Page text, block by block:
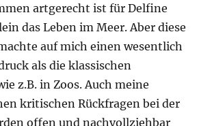
artgerecht ist für Delfine
das Leben im Meer. Aber diese
auf mich einen wesentlich
als die klassischen
z.B. in Zoos. Auch meine
kritischen Rückfragen bei der
offen und nachvollziehbar